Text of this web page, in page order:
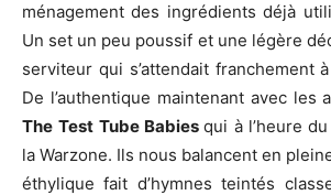
ménagement des ingrédients déjà
Un set un peu poussif et une légère
serviteur qui s’attendait franchement
De l’authentique maintenant avec les
The Test Tube Babiesqui à l’heure
la Warzone. Ils nous balancent en
éthylique fait d’hymnes teintés